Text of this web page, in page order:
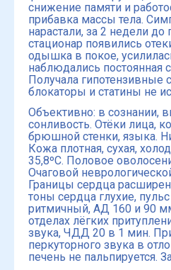
снижение памяти и
прибавка массы тела.
нарастали, за 2 недели до
стационар появились
одышка в покое,
наблюдались постоянная
Получала гипотензивные
блокаторы и статины не
Объективно: в сознании,
сонливость. Отёки лица,
брюшной стенки, языка.
Кожа плотная, сухая,
35,8ºС. Половое
Очаговой
Границы сердца
тоны сердца глухие,
ритмичный, АД 160 и 90
отделах лёгких
звука, ЧДД 20 в 1 мин.
перкуторного звука в
печень не пальпируется.